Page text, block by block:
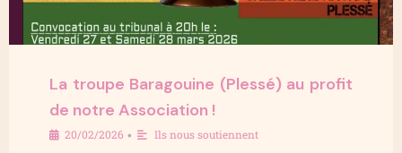
La troupe Baragouine (Plessé) au profit
de notre Association !
20/02/2026 • Ils nous soutiennent